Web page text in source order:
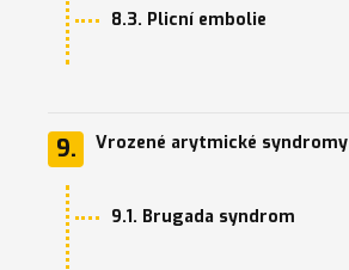
8.3. Plicní embolie
9. Vrozené arytmické syndromy
9.1. Brugada syndrom